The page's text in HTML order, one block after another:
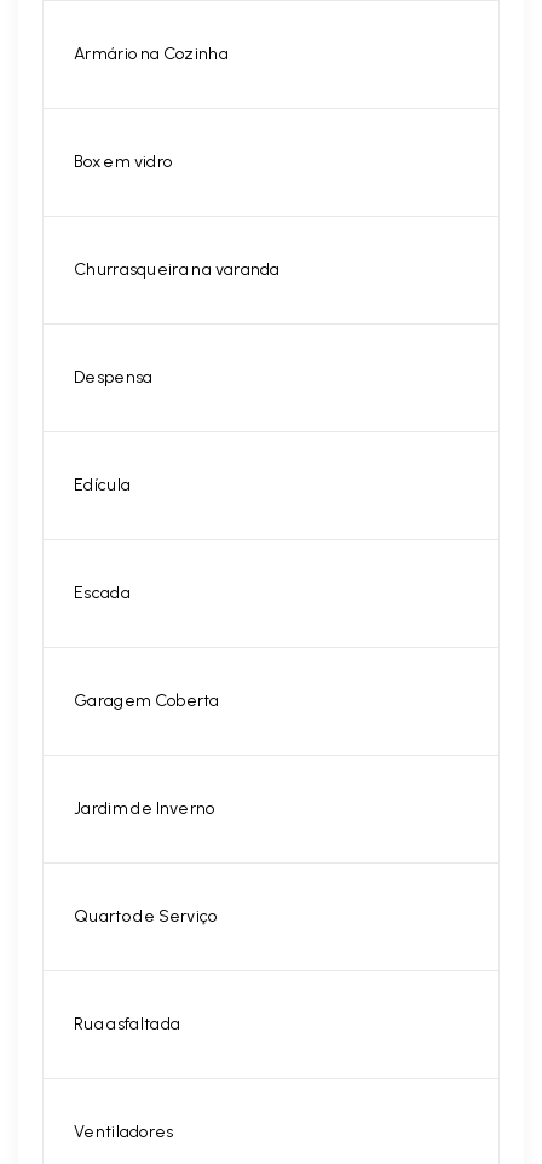
Armário na Cozinha
Box em vidro
Churrasqueira na varanda
Despensa
Edícula
Escada
Garagem Coberta
Jardim de Inverno
Quarto de Serviço
Rua asfaltada
Ventiladores